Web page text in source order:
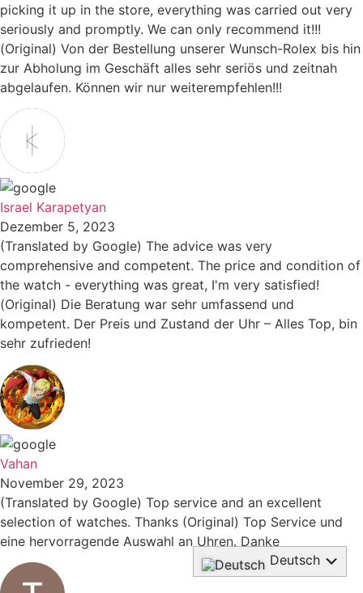
picking it up in the store, everything was carried out very
seriously and promptly. We can only recommend it!!!
(Original) Von der Bestellung unserer Wunsch-Rolex bis hin
zur Abholung im Geschäft alles sehr seriös und zeitnah
abgelaufen. Können wir nur weiterempfehlen!!!
Israel Karapetyan
Dezember 5, 2023
(Translated by Google) The advice was very
comprehensive and competent. The price and condition of
the watch - everything was great, I'm very satisfied!
(Original) Die Beratung war sehr umfassend und
kompetent. Der Preis und Zustand der Uhr – Alles Top, bin
sehr zufrieden!
Vahan
November 29, 2023
(Translated by Google) Top service and an excellent
selection of watches. Thanks (Original) Top Service und
eine hervorragende Auswahl an Uhren. Danke
Deutsch